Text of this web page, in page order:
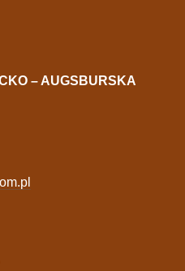
– AUGSBURSKA